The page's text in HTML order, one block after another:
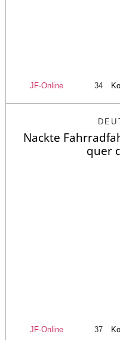
JF-Online 34
Nackte
quer
JF-Online 37